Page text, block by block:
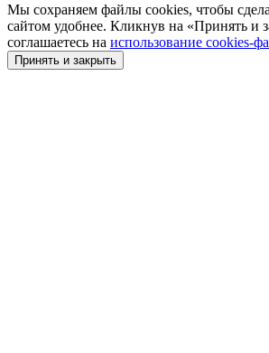
Мы сохраняем файлы cookies, чтобы
сайтом удобнее. Кликнув на «Принять и
соглашаетесь на использование cookies-
Принять и закрыть